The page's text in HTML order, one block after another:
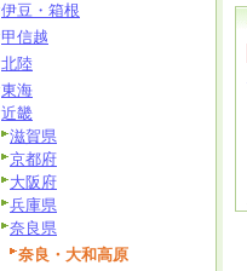
伊豆・箱根
甲信越
北陸
東海
近畿
滋賀県
京都府
大阪府
兵庫県
奈良県
奈良・大和高原